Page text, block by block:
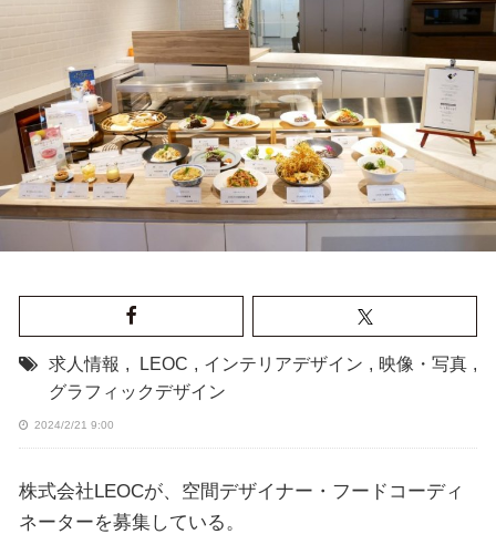
求人情報 , LEOC , インテリアデザイン , 映像・写真 ,
グラフィックデザイン
2024/2/21 9:00
株式会社LEOCが、空間デザイナー・フードコーディ
ネーターを募集している。